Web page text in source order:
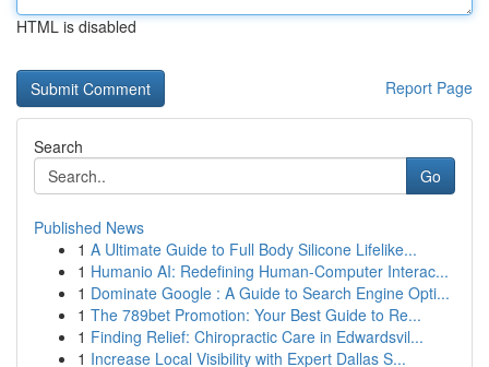
HTML is disabled
Report Page
Search
Go
Published News
1 A Ultimate Guide to Full Body Silicone Lifelike...
1 Humanio AI: Redefining Human-Computer Interac...
1 Dominate Google : A Guide to Search Engine Opti...
1 The 789bet Promotion: Your Best Guide to Re...
1 Finding Relief: Chiropractic Care in Edwardsvil...
1 Increase Local Visibility with Expert Dallas S...